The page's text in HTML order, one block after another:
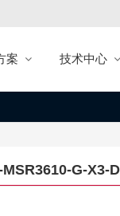
案 技术中心
G-X3-